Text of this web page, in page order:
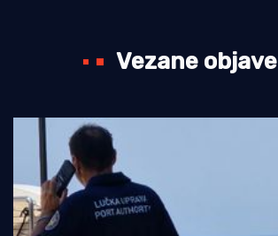
Vezane objave